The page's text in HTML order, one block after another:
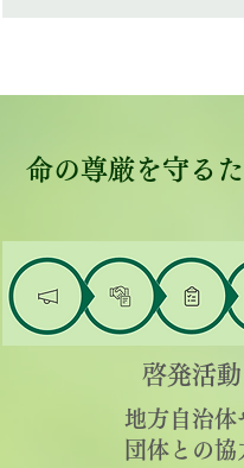
命の尊厳を守る
啓発活動
地方自治体
団体との協